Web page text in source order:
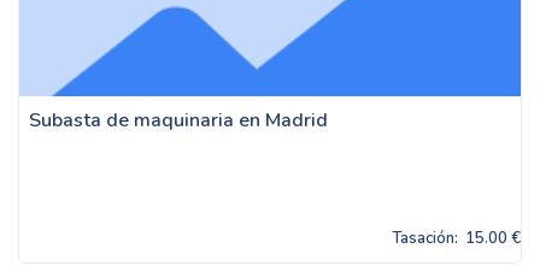
Subasta de maquinaria en Madrid
Tasación: 15.00 €